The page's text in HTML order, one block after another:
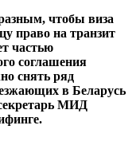
чтобы виза
право на транзит
частью
соглашения
снять ряд
в Беларусь
МИД